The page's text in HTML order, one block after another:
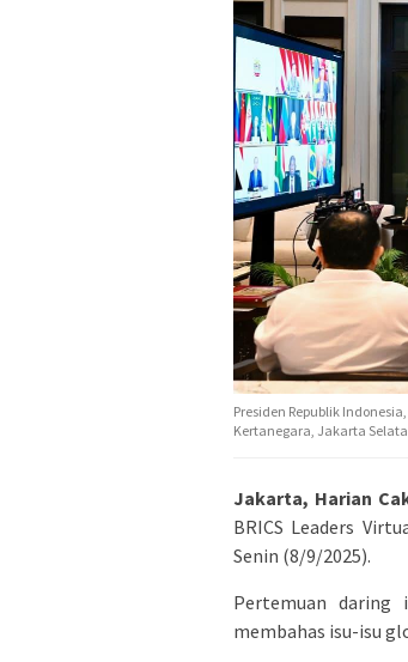
Presiden Republik
Kertanegara, Jakarta
Jakarta, Harian
BRICS Leaders
Senin (8/9/2025).
Pertemuan daring
membahas isu-isu